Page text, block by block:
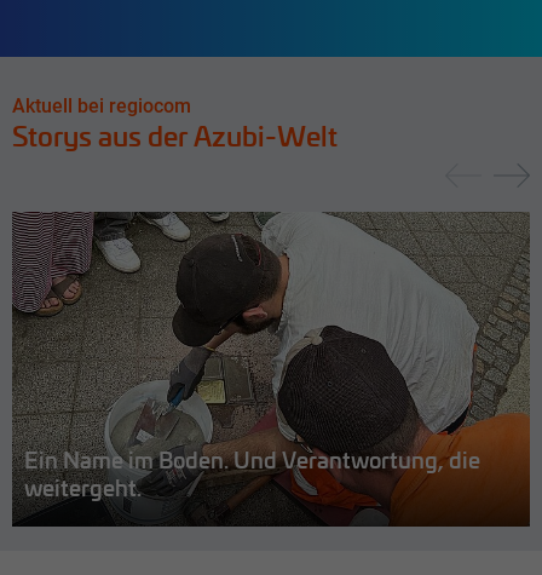
Aktuell bei regiocom
Storys aus der Azubi-Welt
Ein Name im Boden. Und Verantwortung, die
weitergeht.